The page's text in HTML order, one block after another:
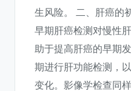
生风险。 二、肝癌的
早期肝癌检测对慢性
助于提高肝癌的早期
期进行肝功能检测，
变化。影像学检查同